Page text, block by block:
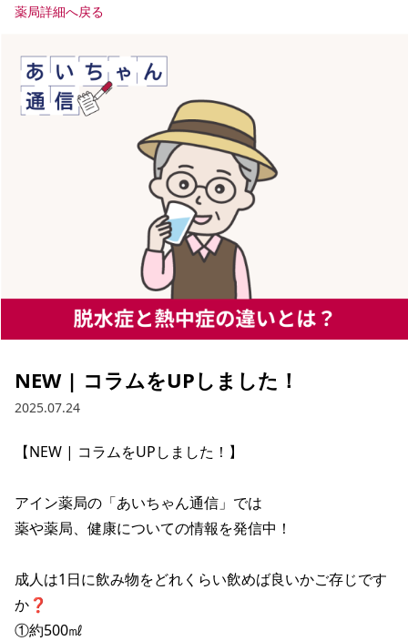
薬局詳細へ戻る
NEW | コラムをUPしました！
2025.07.24
【NEW | コラムをUPしました！】
アイン薬局の「あいちゃん通信」では
薬や薬局、健康についての情報を発信中！
成人は1日に飲み物をどれくらい飲めば良いかご存じです
か❓
①約500㎖